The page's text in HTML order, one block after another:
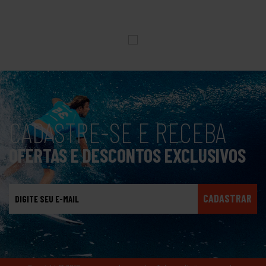
CADASTRE-SE E RECEBA
OFERTAS E DESCONTOS EXCLUSIVOS
CADASTRAR